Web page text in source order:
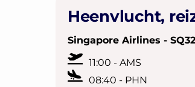
Heenvlucht,
Singapore Airlines -
11:00 - AMS
08:40 - PHN